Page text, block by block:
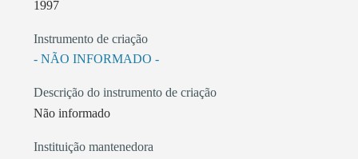
1997
Instrumento de criação
- NÃO INFORMADO -
Descrição do instrumento de criação
Não informado
Instituição mantenedora